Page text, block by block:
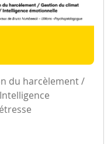
du harcèlement /